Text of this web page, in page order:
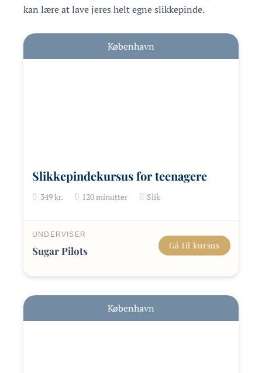
kan lære at lave jeres helt egne slikkepinde.
København
Slikkepindekursus for teenagere
349kr. 120minutter Slik
UNDERVISER
Sugar Pilots Gå til kursus
København